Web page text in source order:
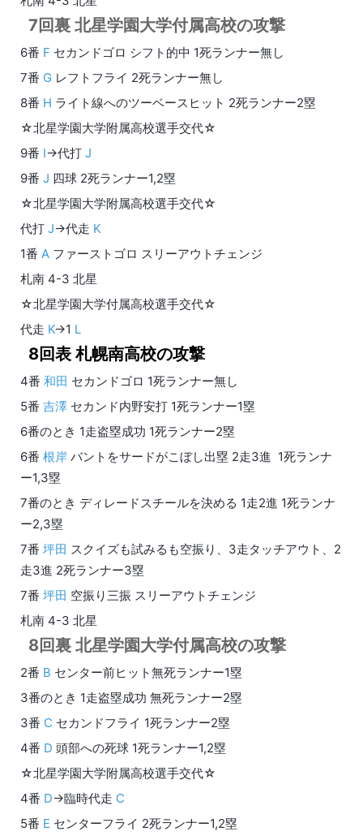
7回裏 北星学園大学付属高校の攻撃
6番 F セカンドゴロ シフト的中 1死ランナー無し
7番 G レフトフライ 2死ランナー無し
8番 H ライト線へのツーベースヒット 2死ランナー2塁
☆北星学園大学附属高校選手交代☆
9番 I→代打 J
9番 J 四球 2死ランナー1,2塁
☆北星学園大学附属高校選手交代☆
代打 J→代走 K
1番 A ファーストゴロ スリーアウトチェンジ
札南 4-3 北星
☆北星学園大学付属高校選手交代☆
代走 K→1 L
8回表 札幌南高校の攻撃
4番 和田 セカンドゴロ 1死ランナー無し
5番 吉澤 セカンド内野安打 1死ランナー1塁
6番のとき 1走盗塁成功 1死ランナー2塁
6番 根岸 バントをサードがこぼし出塁 2走3進 1死ランナ
ー1,3塁
7番のとき ディレードスチールを決める 1走2進 1死ランナ
ー2,3塁
7番 坪田 スクイズも試みるも空振り、3走タッチアウト、2
走3進 2死ランナー3塁
7番 坪田 空振り三振 スリーアウトチェンジ
札南 4-3 北星
8回裏 北星学園大学付属高校の攻撃
2番 B センター前ヒット無死ランナー1塁
3番のとき 1走盗塁成功 無死ランナー2塁
3番 C セカンドフライ 1死ランナー2塁
4番 D 頭部への死球 1死ランナー1,2塁
☆北星学園大学附属高校選手交代☆
4番 D→臨時代走 C
5番 E センターフライ 2死ランナー1,2塁